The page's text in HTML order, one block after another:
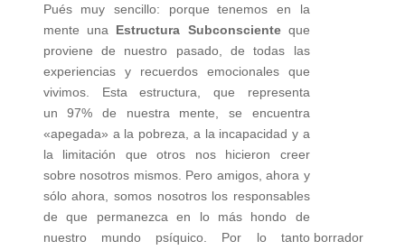
Pués muy sencillo: porque tenemos en la
mente una Estructura Subconscienteque
proviene de nuestro pasado, de todas las
experiencias y recuerdos emocionales que
vivimos. Esta estructura, que representa
un 97% de nuestra mente, se encuentra
«apegada» a la pobreza, a la incapacidad y a
la limitación que otros nos hicieron creer
sobre nosotros mismos. Pero amigos, ahora y
sólo ahora, somos nosotros los responsables
de que permanezca en lo más hondo de
nuestro mundo psíquico. Por lo tanto borrador